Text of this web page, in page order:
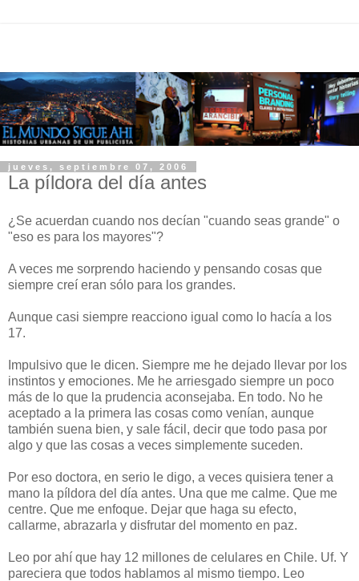
jueves, septiembre 07, 2006
La píldora del día antes
¿Se acuerdan cuando nos decían "cuando seas grande" o
"eso es para los mayores"?
A veces me sorprendo haciendo y pensando cosas que
siempre creí eran sólo para los grandes.
Aunque casi siempre reacciono igual como lo hacía a los
17.
Impulsivo que le dicen. Siempre me he dejado llevar por los
instintos y emociones. Me he arriesgado siempre un poco
más de lo que la prudencia aconsejaba. En todo. No he
aceptado a la primera las cosas como venían, aunque
también suena bien, y sale fácil, decir que todo pasa por
algo y que las cosas a veces simplemente suceden.
Por eso doctora, en serio le digo, a veces quisiera tener a
mano la píldora del día antes. Una que me calme. Que me
centre. Que me enfoque. Dejar que haga su efecto,
callarme, abrazarla y disfrutar del momento en paz.
Leo por ahí que hay 12 millones de celulares en Chile. Uf. Y
pareciera que todos hablamos al mismo tiempo. Leo